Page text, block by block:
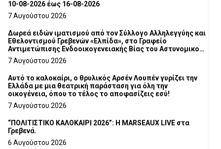
10-08-2026 έως 16-08-2026
7 Αυγούστου 2026
Δωρεά ειδών ιματισμού από τον Σύλλογο Αλληλεγγύης και
Εθελοντισμού Γρεβενών «Ελπίδα», στο Γραφείο
Αντιμετώπισης Ενδοοικογενειακής Βίας του Αστυνομικού
Τμήματος Γρεβενών
7 Αυγούστου 2026
Αυτό το καλοκαίρι, ο θρυλικός Αρσέν Λουπέν γυρίζει την
Ελλάδα με μια θεατρική παράσταση για όλη την
οικογένεια, όπου το τέλος το αποφασίζεις εσύ!
7 Αυγούστου 2026
“ΠΟΛΙΤΙΣΤΙΚΟ ΚΑΛΟΚΑΙΡΙ 2026”: Η MARSEAUX LIVE στα
Γρεβενά.
6 Αυγούστου 2026